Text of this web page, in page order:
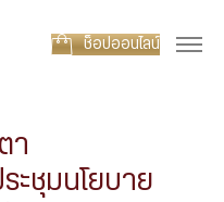
ช็อปออนไลน์
า
ะชุมนโยบาย